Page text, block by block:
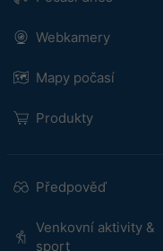
Webkamery
Mapy počasí
Produkty
Předpověď
Venkovní aktivity &
sport